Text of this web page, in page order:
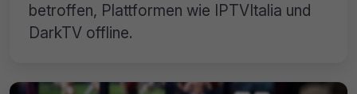
betroffen, Plattformen wie IPTVItalia und
DarkTV offline.